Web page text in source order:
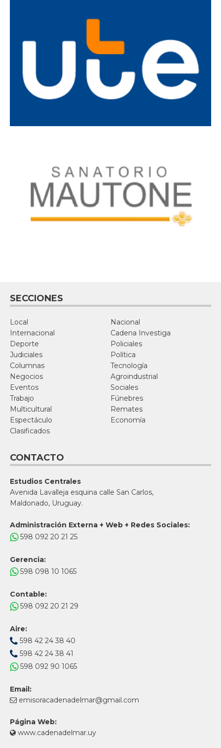
SECCIONES
Local
Nacional
Internacional
Cadena Investiga
Deporte
Policiales
Judiciales
Política
Columnas
Tecnología
Negocios
Agroindustrial
Eventos
Sociales
Trabajo
Fúnebres
Multicultural
Remates
Espectáculo
Economía
Clasificados
CONTACTO
Estudios Centrales
Avenida Lavalleja esquina calle San Carlos,
Maldonado, Uruguay.
Administración Externa + Web + Redes Sociales:
598 092 20 21 25
Gerencia:
598 098 10 1065
Contable:
598 092 20 21 29
Aire:
598 42 24 38 40
598 42 24 38 41
598 092 90 1065
Email:
emisoracadenadelmar@gmail.com
Página Web:
www.cadenadelmar.uy